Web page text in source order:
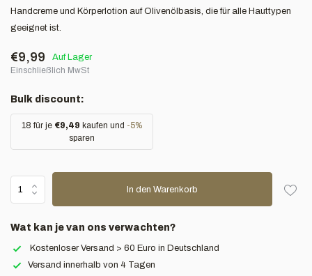
Handcreme und Körperlotion auf Olivenölbasis, die für alle Hauttypen
geeignet ist.
€9,99
Auf Lager
Einschließlich MwSt
Bulk discount:
18 für je €9,49 kaufen und -5%
sparen
In den Warenkorb
Wat kan je van ons verwachten?
Kostenloser Versand > 60 Euro in Deutschland
Versand innerhalb von 4 Tagen